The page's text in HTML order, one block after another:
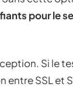
pour le
Si le
SSL et